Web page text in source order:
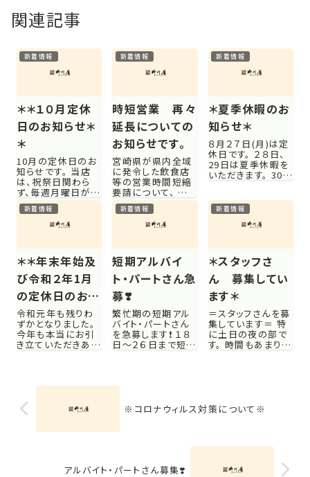
関連記事
新着情報
＊＊１０月定休
日のお知らせ＊
＊
10月の定休日のお
知らせです。 当店
は、祝祭日関わら
ず、毎週月曜日が定
休日となります。
（丑の日前後・年末
年始は変更あり） 3
日 月曜日 ２4
日 月曜日 31
日 月曜日 おう
ちご飯のお持ち帰り
も喜...
新着情報
時短営業 再々
延長についての
お知らせです。
宮崎県が県内全域
に発令した飲食店
等の営業時間短縮
要請について、 要
請期間がさらに延
長されました。 ●延
長前要請期間 ：8
要請期間：8月14日
（土）〜9月30日
（木） ※感染状況
により延長又は短
縮の可...
新着情報
＊夏季休暇のお
知らせ＊
８月２７日(月)は定
休日です。 ２８日、
29日は夏季休暇を
いただきます。 30日
いませm(__)m
新着情報
＊＊年末年始及
び令和２年1月
の定休日のお知
らせ＊＊
令和元年も残りわ
ずかとなりました。
今年も本当にお引
き立ていただきあり
始の営業のお知ら
３０日月曜は営業い
たします。 31日のみ
新着情報
短期アルバイ
ト・パートさん急
募❣️
繁忙期の短期アル
バイト・パートさん
を急募します❗️ １８
日〜２６日まで短期
ては要相談です。 １
鰻ウィークにスタッ
フが足りません。 学
新着情報
＊スタッフさ
ん 募集してい
ます＊
＝スタッフさんを募
集しています＝ 特
に土日の夜の部で
す。 時間もあまり長
ます＾＾ 気にな
る〜〜と思われた
ね。 ☎︎ ...
※コロナウィルス対策について※
アルバイト・パートさん募集❣️